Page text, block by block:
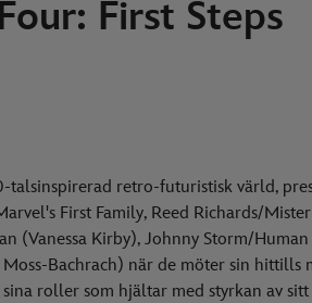
First Steps
talsinspirerad retro-futuristisk värld,
First Family, Reed Richards/
(Vanessa Kirby), Johnny Storm/
Bachrach) när de möter sin hittills
roller som hjältar med styrkan av